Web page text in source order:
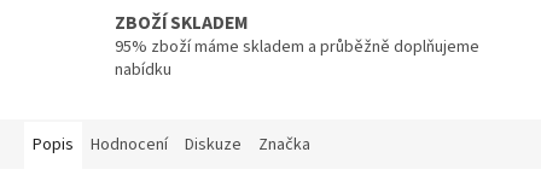
ZBOŽÍ SKLADEM
95% zboží máme skladem a průběžně doplňujeme
nabídku
Popis Hodnocení Diskuze Značka